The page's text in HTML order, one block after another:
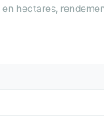
en hectares,